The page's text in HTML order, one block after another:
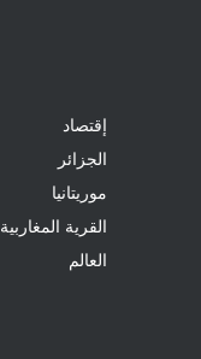
إقتصاد
الجزائر
موريتانيا
القرية المغاربية
العالم